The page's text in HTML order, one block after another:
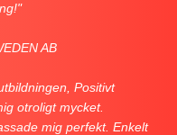
AB
Positivt
otroligt mycket.
mig perfekt. Enkelt